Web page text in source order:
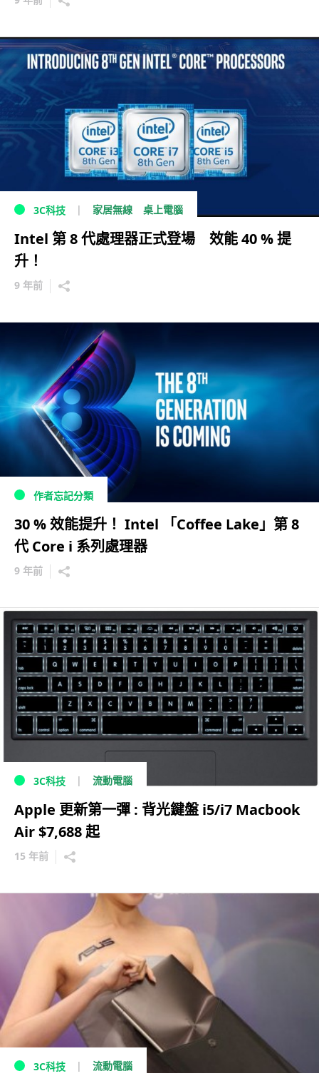
3C科技 家居無線 桌上電腦
Intel 第 8 代處理器正式登場 效能 40 % 提
升！
9 年前
作者忘記分類
30 % 效能提升！ Intel 「Coffee Lake」第 8
代 Core i 系列處理器
9 年前
3C科技 流動電腦
Apple 更新第一彈 : 背光鍵盤 i5/i7 Macbook
Air $7,688 起
15 年前
3C科技 流動電腦